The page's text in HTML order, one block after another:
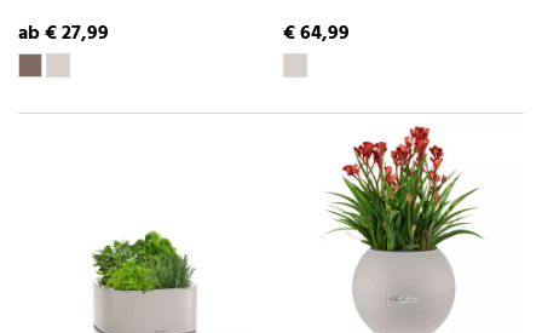
ab € 27,99 € 64,99